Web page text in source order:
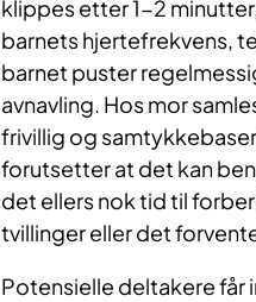
klippes etter 1-2
barnets hjertefrekvens,
barnet puster
avnavling. Hos mor
frivillig og
forutsetter at det kan
det ellers nok tid til
tvillinger eller det
Potensielle deltakere får